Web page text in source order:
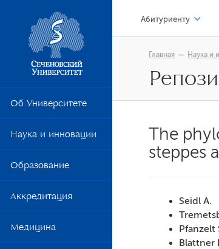
Об Университете
Наука и инновации
Образование
Аккредитация
Медицина
Абитуриенту
Приемная
Приемная
Главная Наука и
The
steppes
Seidl A.
Pfanzelt
Blattner